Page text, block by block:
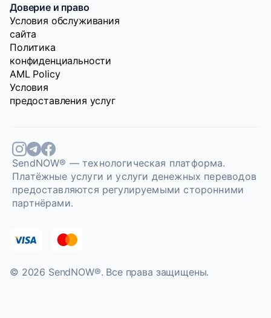
Доверие и право
Условия обслуживания
сайта
Политика
конфиденциальности
AML Policy
Условия
предоставления услуг
SendNOW® — технологическая платформа.
Платёжные услуги и услуги денежных переводов
предоставляются регулируемыми сторонними
партнёрами.
© 2026 SendNOW®. Bce права защищены.